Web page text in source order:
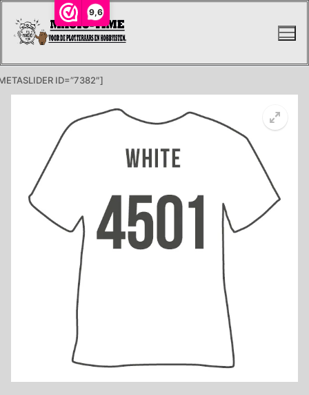
9,6
naar
ID=”7382″]